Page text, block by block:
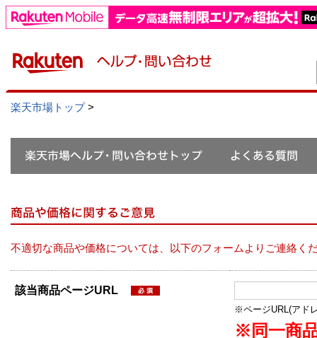
楽天市場トップ>
不適切な商品や価格については、以下のフォームよりご連絡く
該当商品ページURL
※ページURL(アド
※同一商